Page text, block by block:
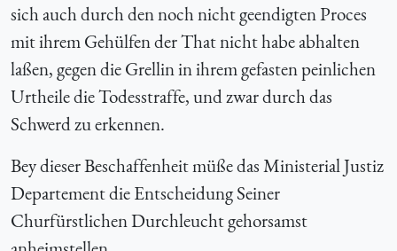
sich auch durch den noch nicht geendigten Proces
mit ihrem Gehülfen der That nicht habe abhalten
laßen, gegen die Grellin in ihrem gefasten peinlichen
Urtheile die Todesstraffe, und zwar durch das
Schwerd zu erkennen.
Bey dieser Beschaffenheit müße das Ministerial Justiz
Departement die Entscheidung Seiner
Churfürstlichen Durchleucht gehorsamst